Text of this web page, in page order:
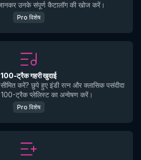
उनके संपूर्ण कैटालॉग की खोज करें।
Pro विशेष
100-ट्रैक गहरी खुदाई
करें? छुपे हुए इंडी रत्न और क्लासिक पसंदीदा
ट्रैक प्लेलिस्ट का अन्वेषण करें।
Pro विशेष